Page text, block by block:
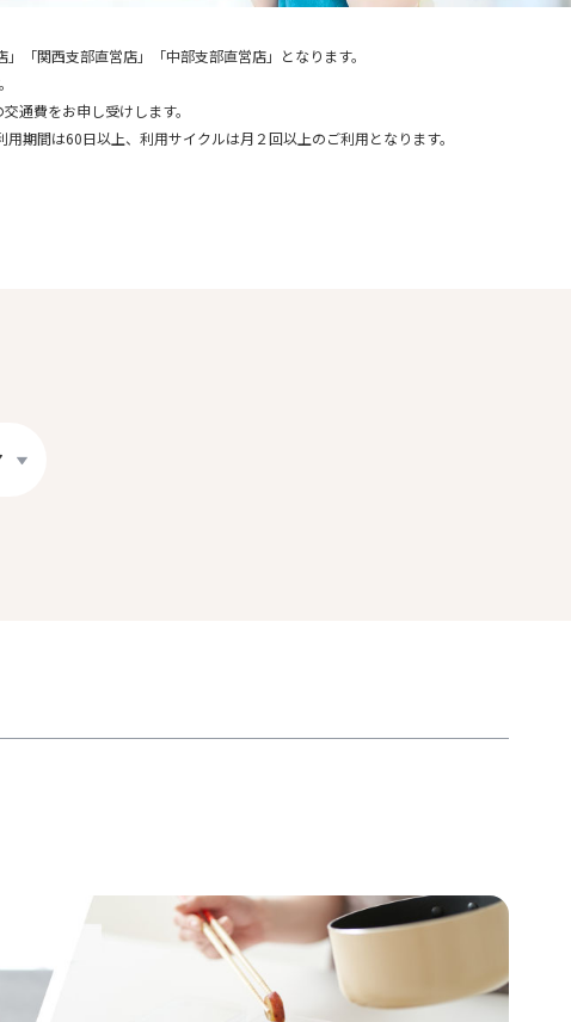
「関西支部直営店」「中部支部直営店」となります。
通費をお申し受けします。
期間は60日以上、利用サイクルは月２回以上のご利用となります。